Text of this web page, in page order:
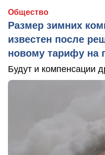
Общество
Размер зимних
известен после
новому тарифу на
Будут и компенсации